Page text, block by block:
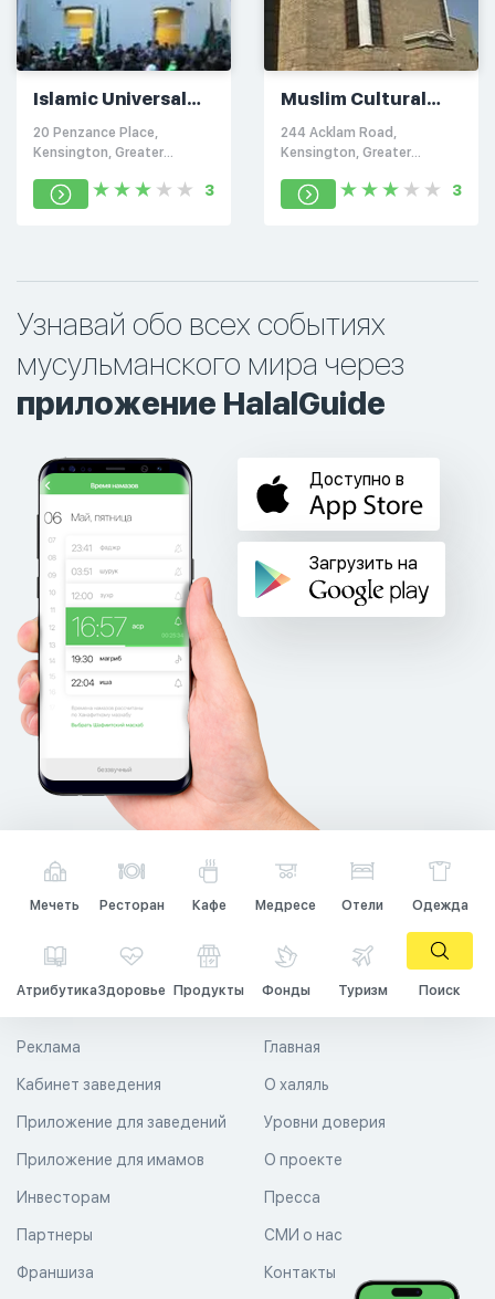
Islamic Universal
Association
20 Penzance Place,
Kensington, Greater
3
Muslim Cultural
Heritage Centre
244 Acklam Road,
Kensington, Greater
3
Узнавай обо всех событиях
мусульманского мира через
приложение HalalGuide
Доступно в
Загрузить на
Мечеть Ресторан Кафе Медресе Отели Одежда
АтрибутикаЗдоровье Продукты Фонды Туризм Поиск
Главная
О халяль
Уровни доверия
Реклама
Кабинет заведения
Приложение для заведений
Приложение для имамов О проекте
Пресса
СМИ о нас
Контакты
Инвесторам
Партнеры
Франшиза